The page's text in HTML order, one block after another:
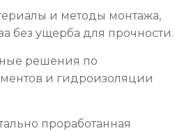
и методы монтажа,
без ущерба для прочности.
решения по
и гидроизоляции
проработанная